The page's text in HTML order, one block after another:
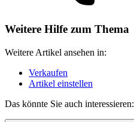
Weitere Hilfe zum Thema
Weitere Artikel ansehen in:
Verkaufen
Artikel einstellen
Das könnte Sie auch interessieren: